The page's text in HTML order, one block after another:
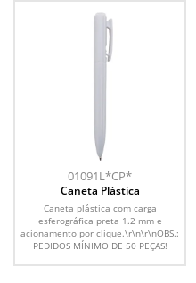
01091L*CP*
Caneta Plástica
Caneta plástica com carga
esferográfica preta 1.2 mm e
acionamento por clique.\r\n\r\nOBS.:
PEDIDOS MÍNIMO DE 50 PEÇAS!